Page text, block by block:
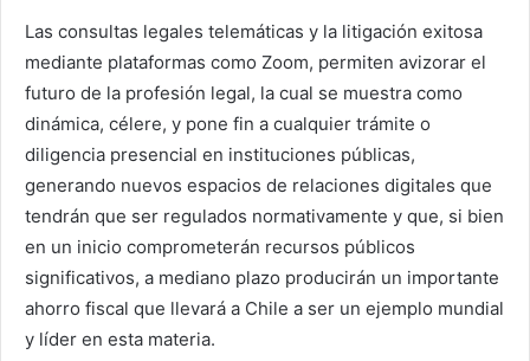
Las consultas legales telemáticas y la litigación exitosa
mediante plataformas como Zoom, permiten avizorar el
futuro de la profesión legal, la cual se muestra como
dinámica, célere, y pone fin a cualquier trámite o
diligencia presencial en instituciones públicas,
generando nuevos espacios de relaciones digitales que
tendrán que ser regulados normativamente y que, si bien
en un inicio comprometerán recursos públicos
significativos, a mediano plazo producirán un importante
ahorro fiscal que llevará a Chile a ser un ejemplo mundial
y líder en esta materia.